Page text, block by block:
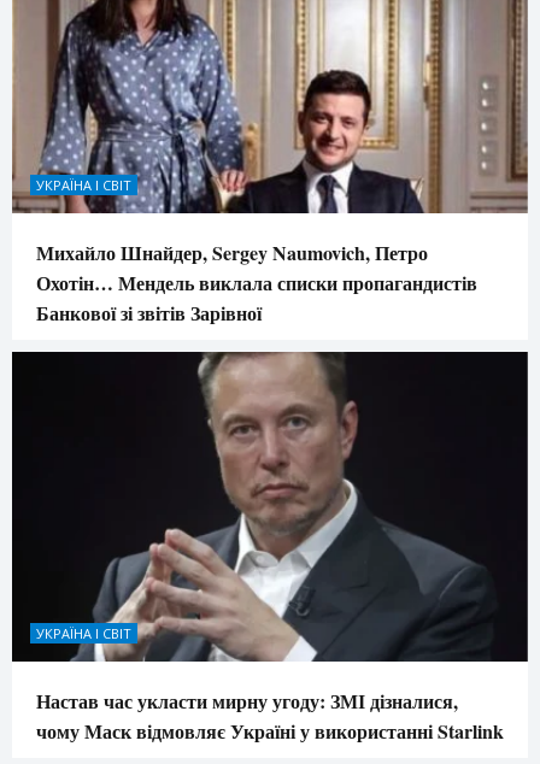
УКРАЇНА І СВІТ
Михайло Шнайдер, Sergey Naumovich, Петро
Охотін… Мендель виклала списки пропагандистів
Банкової зі звітів Зарівної
УКРАЇНА І СВІТ
Настав час укласти мирну угоду: ЗМІ дізналися,
чому Маск відмовляє Україні у використанні Starlink